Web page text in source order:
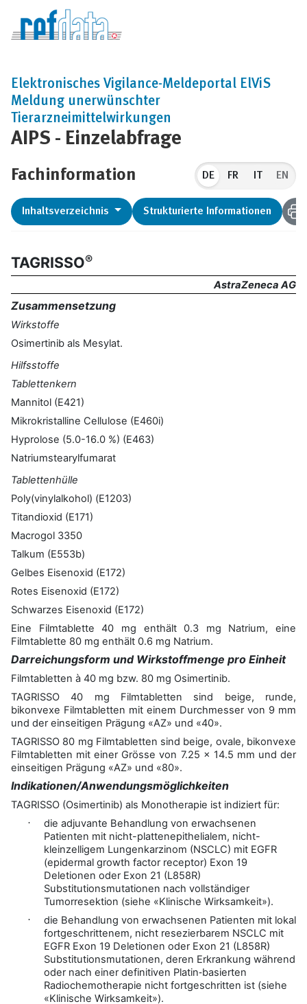
AIPS - Einzelabfrage
Elektronisches Vigilance-Meldeportal ElViS
Meldung unerwünschter
Tierarzneimittelwirkungen
Fachinformation DE EN
Inhaltsverzeichnis Strukturierte Informationen